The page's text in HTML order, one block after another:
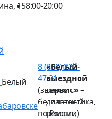
158:00-20:00
Белый
8 (800) 222-
47-31
(звонок
бесплатный
по России)
«Белый
выездной
сервис» –
диагностика,
ремонт,